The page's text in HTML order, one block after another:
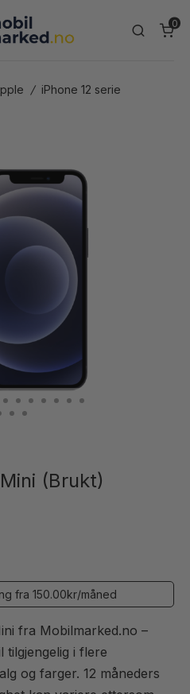
Search
0
/ iPhone 12 serie
(Brukt)
fra 150.00kr/måned
fra Mobilmarked.no –
tilgjengelig i flere
og farger. 12 måneders